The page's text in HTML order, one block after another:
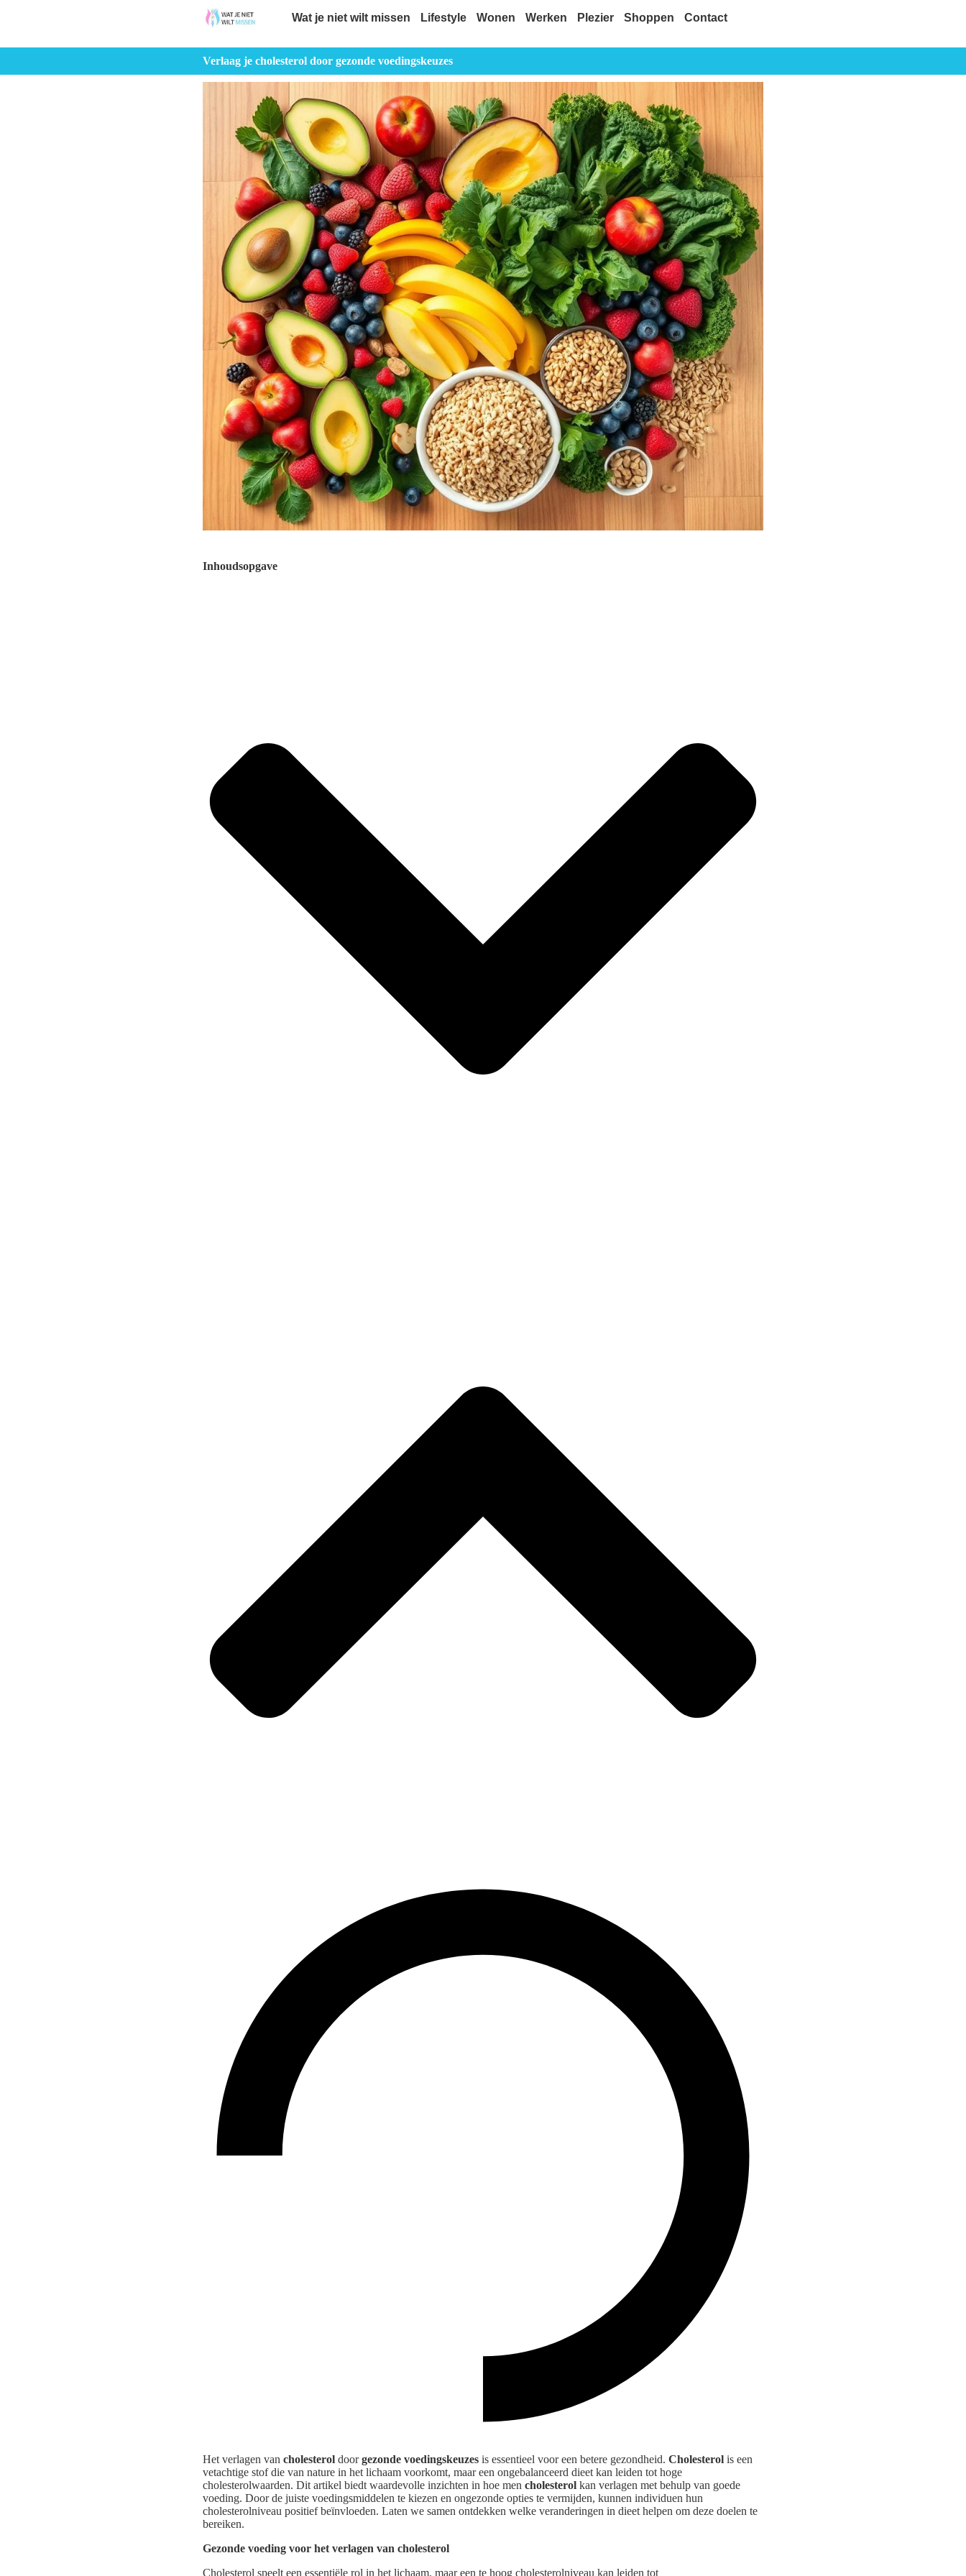
Wat je niet wilt missen Lifestyle Wonen Werken Plezier Shoppen Contact
Verlaag je cholesterol door gezonde voedingskeuzes
Inhoudsopgave
Het verlagen van cholesterol doorgezonde voedingskeuzes is essentieel voor een betere gezondheid. Cholesterol is een
vetachtige stof die van nature in het lichaam voorkomt, maar een ongebalanceerd dieet kan leiden tot hoge
cholesterolwaarden. Dit artikel biedt waardevolle inzichten in hoe men cholesterol kan verlagen met behulp van goede
voeding. Door de juiste voedingsmiddelen te kiezen en ongezonde opties te vermijden, kunnen individuen hun
cholesterolniveau positief beïnvloeden. Laten we samen ontdekken welke veranderingen in dieet helpen om deze doelen te
bereiken.
Gezonde voeding voor het verlagen van cholesterol
Cholesterol speelt een essentiële rol in het lichaam, maar een te hoog cholesterolniveau kan leiden tot